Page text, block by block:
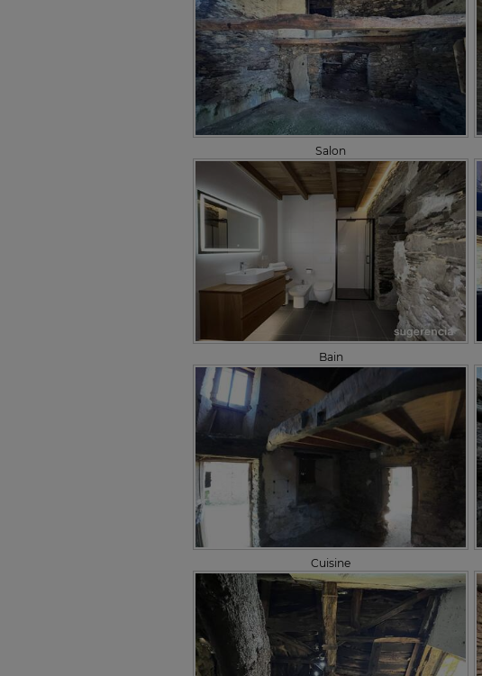
Salon
Bain
Cuisine